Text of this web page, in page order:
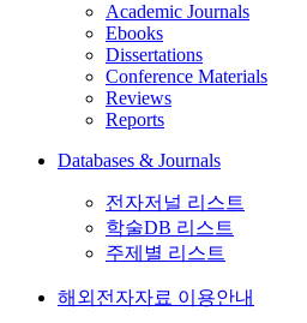
Academic Journals
Ebooks
Dissertations
Conference Materials
Reviews
Reports
Databases & Journals
전자저널 리스트
학술DB 리스트
주제별 리스트
해외전자자료 이용안내